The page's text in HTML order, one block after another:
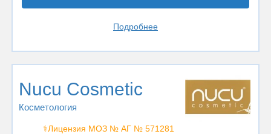
Подробнее
Nucu Cosmetic
Косметология
⚕️Лицензия МОЗ № АГ № 571281